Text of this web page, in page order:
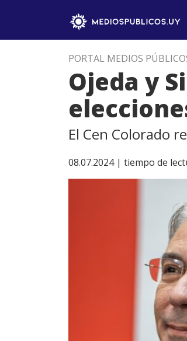
PORTAL MEDIOS
Ojeda y
El Cen Colorado
08.07.2024 | tiempo de